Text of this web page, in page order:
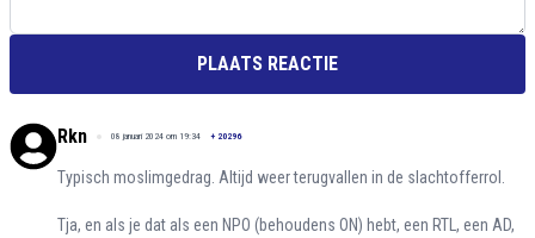
PLAATS REACTIE
Rkn 08 januari 2024 om 19:34 + 20296
Typisch moslimgedrag. Altijd weer terugvallen in de slachtofferrol.
Tja, en als je dat als een NPO (behoudens ON) hebt, een RTL, een AD,